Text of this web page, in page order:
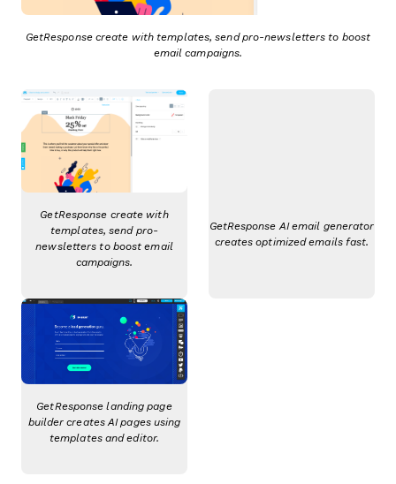
GetResponse create with templates, send pro-newsletters to boost
email campaigns.
GetResponse create with
templates, send pro-
newsletters to boost email
campaigns.
GetResponse AI email generator
creates optimized emails fast.
GetResponse landing page
builder creates AI pages using
templates and editor.